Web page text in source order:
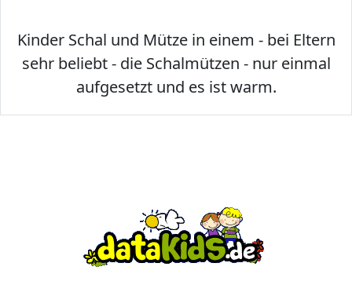
Kinder Schal und Mütze in einem - bei Eltern
sehr beliebt - die Schalmützen - nur einmal
aufgesetzt und es ist warm.